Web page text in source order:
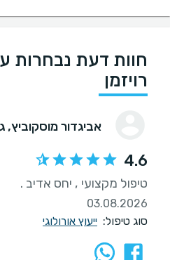
חוות דעת נבחרות
רויזמן
אביגדור מוסקוביץ,
4.6
טיפול מקצועי , יחס אדיב .
03.08.2026
סוג טיפול: ייעוץ אורולוגי